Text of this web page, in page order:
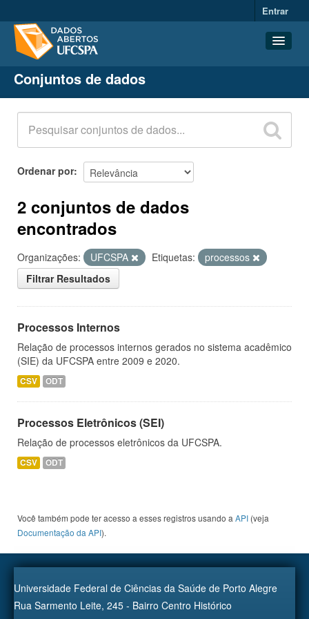
Entrar
Conjuntos de dados
Organizações
Grupos
Sobre
Conjuntos de dados
Ordenar por
2 conjuntos de dados
encontrados
Organizações: UFCSPA Etiquetas:
processos
Filtrar Resultados
Processos Internos
Relação de processos internos gerados no sistema acadêmico
(SIE) da UFCSPA entre 2009 e 2020.
CSV ODT
Processos Eletrônicos (SEI)
Relação de processos eletrônicos da UFCSPA.
CSV ODT
Você também pode ter acesso a esses registros usando a API (veja
Documentação da API).
Universidade Federal de Ciências da Saúde de Porto Alegre
Rua Sarmento Leite, 245 - Bairro Centro Histórico